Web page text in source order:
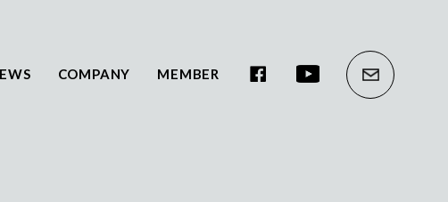
COMPANY MEMBER